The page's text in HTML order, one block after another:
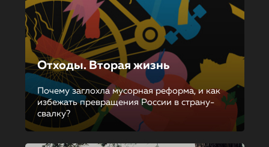
Отходы. Вторая жизнь
Почему заглохла мусорная реформа, и как
избежать превращения России в страну-
свалку?